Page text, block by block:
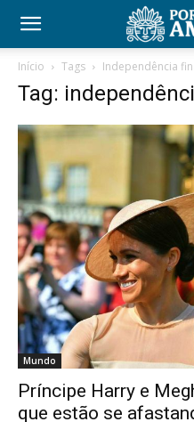
Início Tags Independência
Tag:
Mundo
Príncipe Harry e
que estão se